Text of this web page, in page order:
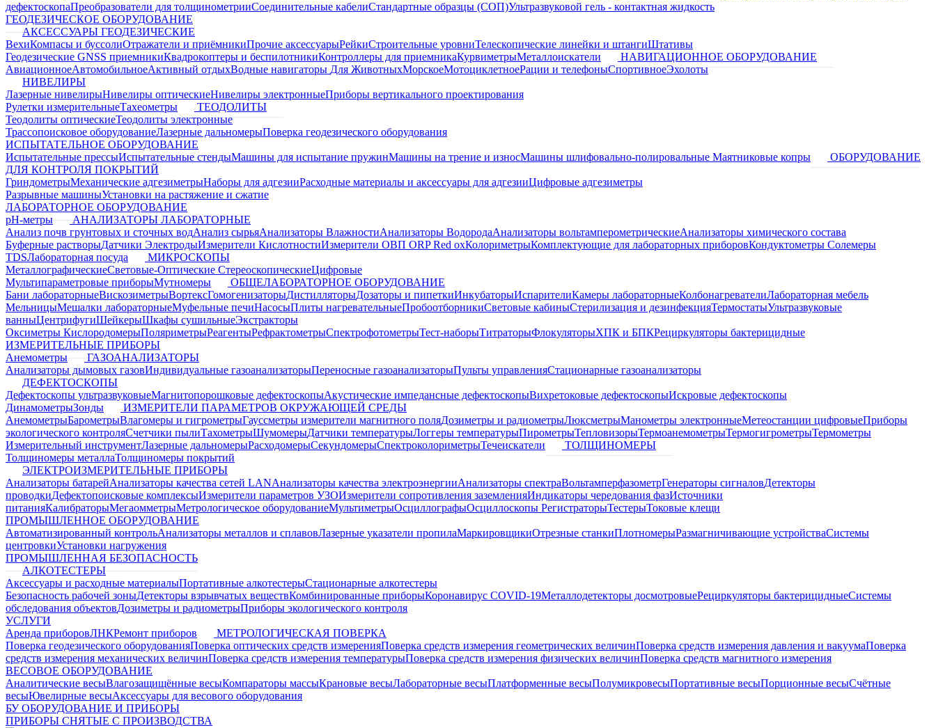
дефектоскопаПреобразователи для толщинометрииСоединительные кабелиСтандартные образцы (СОП)Ультразвуковой гель - контактная жидкость
ГЕОДЕЗИЧЕСКОЕ ОБОРУДОВАНИЕ
АКСЕССУАРЫ ГЕОДЕЗИЧЕСКИЕ
ВехиКомпасы и буссолиОтражатели и приёмникиПрочие аксессуарыРейкиСтроительные уровниТелескопические линейки и штангиШтативы
Геодезические GNSS приемникиКвадрокоптеры и беспилотникиКонтроллеры для приемникаКурвиметрыМеталлоискатели
НАВИГАЦИОННОЕ ОБОРУДОВАНИЕ
АвиационноеАвтомобильноеАктивный отдыхВодные навигаторы Для ЖивотныхМорскоеМотоциклетноеРации и телефоныСпортивноеЭхолоты
НИВЕЛИРЫ
Лазерные нивелирыНивелиры оптическиеНивелиры электронныеПриборы вертикального проектирования
Рулетки измерительныеТахеометры
ТЕОДОЛИТЫ
Теодолиты оптическиеТеодолиты электронные
Трассопоисковое оборудованиеЛазерные дальномерыПоверка геодезического оборудования
ИСПЫТАТЕЛЬНОЕ ОБОРУДОВАНИЕ
Испытательные прессыИспытательные стендыМашины для испытание пружинМашины на трение и износМашины шлифовально-полировальные Маятниковые копры
ОБОРУДОВАНИЕ
ДЛЯ КОНТРОЛЯ ПОКРЫТИЙ
ГриндометрыМеханические адгезиметрыНаборы для адгезииРасходные материалы и аксессуары для адгезииЦифровые адгезиметры
Разрывные машиныУстановки на растяжение и сжатие
ЛАБОРАТОРНОЕ ОБОРУДОВАНИЕ
pH-метры
АНАЛИЗАТОРЫ ЛАБОРАТОРНЫЕ
Анализ почв грунтовых и сточных водАнализ сырьяАнализаторы ВлажностиАнализаторы ВодородаАнализаторы вольтамперометрическиеАнализаторы химического состава
Буферные растворыДатчики ЭлектродыИзмерители КислотностиИзмерители ОВП ORP Red oxКолориметрыКомплектующие для лабораторных приборовКондуктометры Солемеры
TDSЛабораторная посуда
МИКРОСКОПЫ
МеталлографическиеСветовые-ОптическиеСтереоскопическиеЦифровые
Мультипараметровые приборыМутномеры
ОБЩЕЛАБОРАТОРНОЕ ОБОРУДОВАНИЕ
Бани лабораторныеВискозиметрыВортексГомогенизаторыДистилляторыДозаторы и пипеткиИнкубаторыИспарителиКамеры лабораторныеКолбонагревателиЛабораторная мебель
МельницыМешалки лабораторныеМуфельные печиНасосыПлиты нагревательныеПробоотборникиСветовые кабиныСтерилизация и дезинфекцияТермостатыУльтразвуковые
ванныЦентрифугиШейкерыШкафы сушильныеЭкстракторы
Оксиметры КислородомерыПоляриметрыРеагентыРефрактометрыСпектрофотометрыТест-наборыТитраторыФлокуляторыХПК и БПКРециркуляторы бактерицидные
ИЗМЕРИТЕЛЬНЫЕ ПРИБОРЫ
Анемометры
ГАЗОАНАЛИЗАТОРЫ
Анализаторы дымовых газовИндивидуальные газоанализаторыПереносные газоанализаторыПульты управленияСтационарные газоанализаторы
ДЕФЕКТОСКОПЫ
Дефектоскопы ультразвуковыеМагнитопорошковые дефектоскопыАкустические импедансные дефектоскопыВихретоковые дефектоскопыИскровые дефектоскопы
ДинамометрыЗонды
ИЗМЕРИТЕЛИ ПАРАМЕТРОВ ОКРУЖАЮЩЕЙ СРЕДЫ
АнемометрыБарометрыВлагомеры и гигрометрыГауссметры измерители магнитного поляДозиметры и радиометрыЛюксметрыМанометры электронныеМетеостанции цифровыеПриборы
экологического контроляСчетчики пылиТахометрыШумомерыДатчики температурыЛоггеры температурыПирометрыТепловизорыТермоанемометрыТермогигрометрыТермометры
Измерительный инструментЛазерные дальномерыРасходомерыСекундомерыСпектроколориметрыТечеискатели
ТОЛЩИНОМЕРЫ
Толщиномеры металлаТолщиномеры покрытий
ЭЛЕКТРОИЗМЕРИТЕЛЬНЫЕ ПРИБОРЫ
Анализаторы батарейАнализаторы качества сетей LANАнализаторы качества электроэнергииАнализаторы спектраВольтамперфазометрГенераторы сигналовДетекторы
проводкиДефектопоисковые комплексыИзмерители параметров УЗОИзмерители сопротивления заземленияИндикаторы чередования фазИсточники
питанияКалибраторыМегаомметрыМетрологическое оборудованиеМультиметрыОсциллографыОсциллоскопы РегистраторыТестерыТоковые клещи
ПРОМЫШЛЕННОЕ ОБОРУДОВАНИЕ
Автоматизированный контрольАнализаторы металлов и сплавовЛазерные указатели пропилаМаркировщикиОтрезные станкиПлотномерыРазмагничивающие устройстваСистемы
центровкиУстановки нагружения
ПРОМЫШЛЕННАЯ БЕЗОПАСНОСТЬ
АЛКОТЕСТЕРЫ
Аксессуары и расходные материалыПортативные алкотестерыСтационарные алкотестеры
Безопасность рабочей зоныДетекторы взрывчатых веществКомбинированные приборыКоронавирус COVID-19Металлодетекторы досмотровыеРециркуляторы бактерицидныеСистемы
обследования объектовДозиметры и радиометрыПриборы экологического контроля
УСЛУГИ
Аренда приборовЛНКРемонт приборов
МЕТРОЛОГИЧЕСКАЯ ПОВЕРКА
Поверка геодезического оборудованияПоверка оптических средств измеренияПоверка средств измерения геометрических величинПоверка средств измерения давления и вакуумаПоверка
средств измерения механических величинПоверка средств измерения температурыПоверка средств измерения физических величинПоверка средств магнитного измерения
ВЕСОВОЕ ОБОРУДОВАНИЕ
Аналитические весыВлагозащищённые весыКомпараторы массыКрановые весыЛабораторные весыПлатформенные весыПолумикровесыПортативные весыПорционные весыСчётные
весыЮвелирные весыАксессуары для весового оборудования
БУ ОБОРУДОВАНИЕ И ПРИБОРЫ
ПРИБОРЫ СНЯТЫЕ С ПРОИЗВОДСТВА